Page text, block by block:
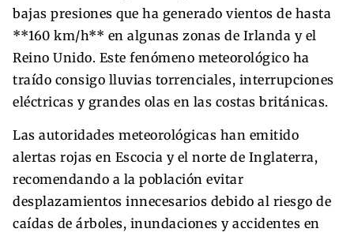
bajas presiones que ha generado vientos de hasta
**160 km/h** en algunas zonas de Irlanda y el
Reino Unido. Este fenómeno meteorológico ha
traído consigo lluvias torrenciales, interrupciones
eléctricas y grandes olas en las costas británicas.
Las autoridades meteorológicas han emitido
alertas rojas en Escocia y el norte de Inglaterra,
recomendando a la población evitar
desplazamientos innecesarios debido al riesgo de
caídas de árboles, inundaciones y accidentes en